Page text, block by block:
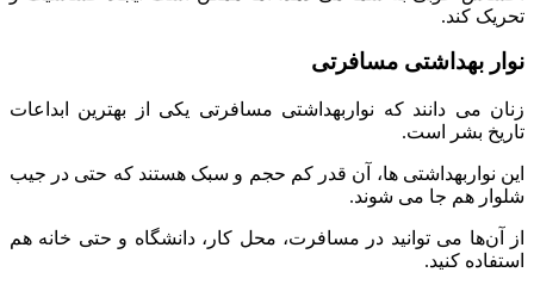
تحریک کند.
نوار بهداشتی مسافرتی
زنان می‌ دانند که نواربهداشتی مسافرتی یکی از بهترین ابداعات
تاریخ بشر است.
این نواربهداشتی ‌ها، آن‌ قدر کم‌ حجم و سبک هستند که حتی در جیب
شلوار هم جا می‌ شوند.
از آن‌ها می‌ توانید در مسافرت، محل کار، دانشگاه و حتی خانه هم
استفاده کنید.